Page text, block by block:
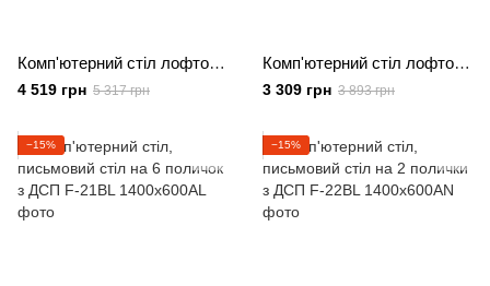
Комп'ютерний стіл лофтовий, офісний стіл з ДСП
4 519 грн 5 317 грн
Комп'ютерний стіл лофтовий, офісний стіл з ДСП
3 309 грн 3 893 грн
−15% −15%